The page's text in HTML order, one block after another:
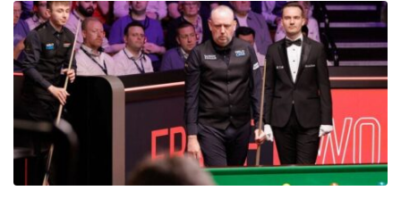
счетом 10-7, продемонстрировав стойкость в начале
своей кампании в Шеффилде. 29-летний […]